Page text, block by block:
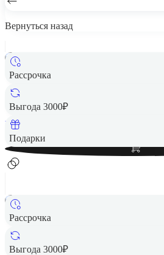
Вернуться назад
Рассрочка
Выгода 3000₽
Подарки
Беспроводная акустика
2 190 ₽
Вернем до
Рассрочка
Выгода 3000₽
Беспроводная акустика
2 490 ₽